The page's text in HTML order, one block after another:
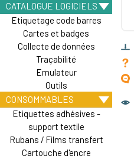
CATALOGUE LOGICIELS
Etiquetage code barres
Cartes et badges
Collecte de données
Traçabilité
Emulateur
Outils
CONSOMMABLES
Etiquettes adhésives -
support textile
Rubans / Films transfert
Cartouche d'encre